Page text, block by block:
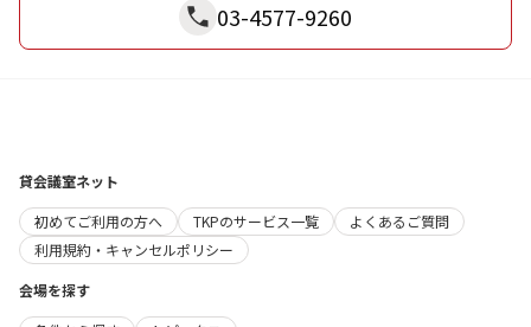
03-4577-9260
貸会議室ネット
初めてご利用の方へ
TKPのサービス一覧
よくあるご質問
利用規約・キャンセルポリシー
会場を探す